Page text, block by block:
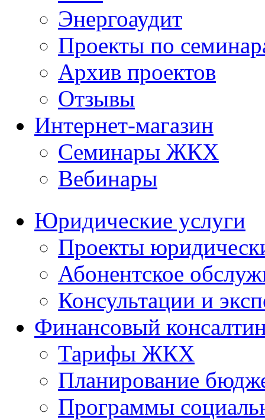
Энергоаудит
Проекты по
Архив проектов
Отзывы
Интернет-магазин
Семинары ЖКХ
Вебинары
Юридические услуги
Проекты
Абонентское
Консультации и
Финансовый
Тарифы ЖКХ
Планирование
Программы